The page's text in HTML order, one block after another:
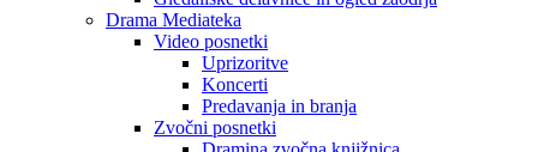
Drama Mediateka
Video posnetki
Uprizoritve
Koncerti
Predavanja in branja
Zvočni posnetki